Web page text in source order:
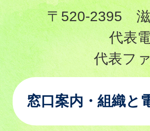
〒520-2395 滋
代表
代表フ
窓口案内・組織と